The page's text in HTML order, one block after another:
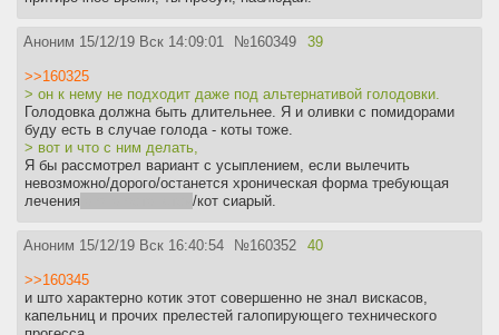
Аноним 15/12/19 Вск 14:09:01 №160349 39
>>160325
> он к нему не подходит даже под альтернативой голодовки.
Голодовка должна быть длительнее. Я и оливки с помидорами
буду есть в случае голода - коты тоже.
> вот и что с ним делать,
Я бы рассмотрел вариант с усыплением, если вылечить
невозможно/дорого/останется хроническая форма требующая
лечения
/кот сиарый.
Аноним 15/12/19 Вск 16:40:54 №160352 40
>>160345
и што характерно котик этот совершенно не знал вискасов,
капельниц и прочих прелестей галопирующего технического